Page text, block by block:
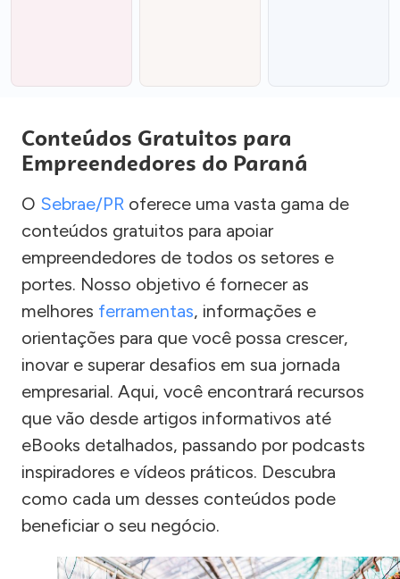
Conteúdos Gratuitos para
Empreendedores do Paraná
O Sebrae/PR oferece uma vasta gama de
conteúdos gratuitos para apoiar
empreendedores de todos os setores e
portes. Nosso objetivo é fornecer as
melhores ferramentas, informações e
orientações para que você possa crescer,
inovar e superar desafios em sua jornada
empresarial. Aqui, você encontrará recursos
que vão desde artigos informativos até
eBooks detalhados, passando por podcasts
inspiradores e vídeos práticos. Descubra
como cada um desses conteúdos pode
beneficiar o seu negócio.